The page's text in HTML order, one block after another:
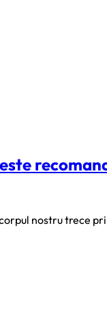
nostru trece